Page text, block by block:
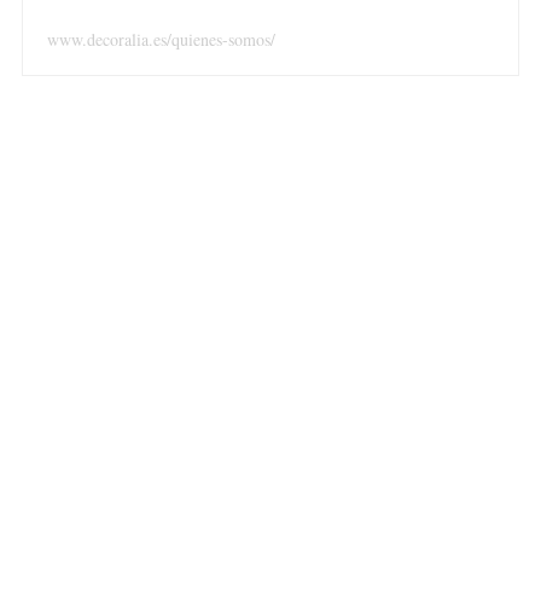
www.decoralia.es/quienes-somos/